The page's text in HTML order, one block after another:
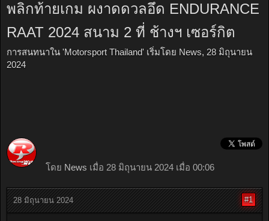
พลิกท้ายเกม ผงาดดวลอึด ENDURANCE
RAAT 2024 สนาม 2 ที่ ช้างฯ เซอร์กิต
การสนทนาใน 'Motorsport Thailand' เริ่มโดย News, 28 มิถุนายน
2024
โดย News เมื่อ 28 มิถุนายน 2024 เมื่อ 00:06
28 มิถุนายน 2024 #1